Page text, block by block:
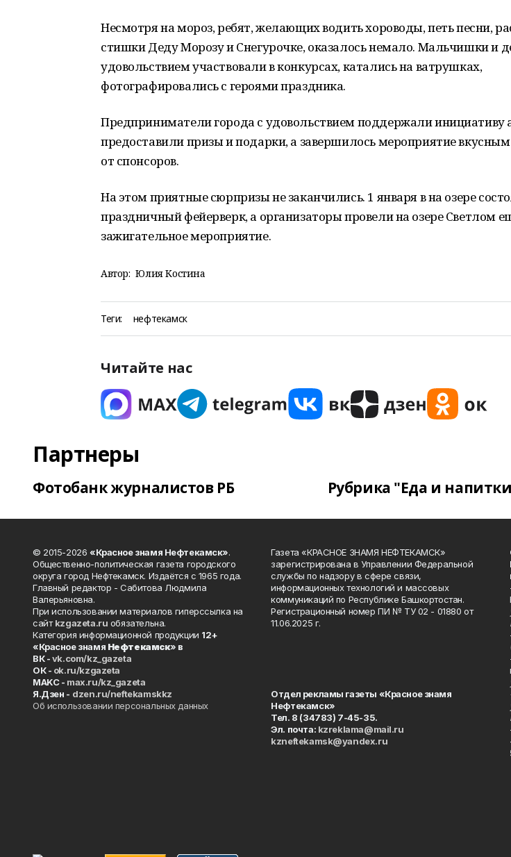
Несмотря на мороз, ребят, желающих водить хороводы, петь песни,
стишки Деду Морозу и Снегурочке, оказалось немало. Мальчишки и
удовольствием участвовали в конкурсах, катались на ватрушках,
фотографировались с героями праздника.
Предприниматели города с удовольствием поддержали инициативу
предоставили призы и подарки, а завершилось мероприятие
от спонсоров.
На этом приятные сюрпризы не заканчились. 1 января в на озере
праздничный фейерверк, а организаторы провели на озере Светлом
зажигательное мероприятие.
Автор: Юлия Костина
Теги: нефтекамск
Читайте нас
Партнеры
Фотобанк журналистов РБ Рубрика "Еда и
© 2015-2026 «Красное знамя Нефтекамск».
Общественно-политическая газета городского
округа город Нефтекамск. Издаётся с 1965 года.
Главный редактор - Сабитова Людмила
Валерьяновна.
При использовании материалов гиперссылка на
сайтkzgazeta.ru обязательна.
Категория информационной продукции 12+
«Красное знамя Нефтекамск» в
ВК -vk.com/kz_gazeta
ОК - ok.ru/kzgazeta
MAKC - max.ru/kz_gazeta
Я.Дзен - dzen.ru/neftekamskkz
Об использовании персональных данных
Газета «КРАСНОЕ ЗНАМЯ НЕФТЕКАМСК»
зарегистрирована в Управлении Федеральной
службы по надзору в сфере связи,
информационных технологий и массовых
коммуникаций по Республике Башкортостан.
Регистрационный номер ПИ № ТУ 02 - 01880 от
11.06.2025 г.
Отдел рекламы газеты «Красное знамя
Нефтекамск»
Тел. 8 (34783) 7-45-35.
Эл. почта: kzreklama@mail.ru
kzneftekamsk@yandex.ru